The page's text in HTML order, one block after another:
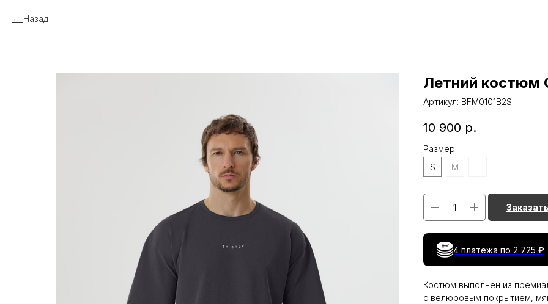
Назад
Летний костюм
Артикул: BFM0101B2S
10 900 р.
Размер
S
M L
4 платежа по 2 725 ₽
Костюм выполнен из
с велюровым покрытием,